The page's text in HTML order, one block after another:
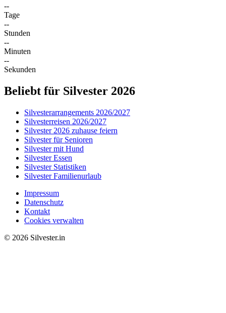
--
Tage
--
Stunden
--
Minuten
--
Sekunden
Beliebt für Silvester 2026
Silvesterarrangements 2026/2027
Silvesterreisen 2026/2027
Silvester 2026 zuhause feiern
Silvester für Senioren
Silvester mit Hund
Silvester Essen
Silvester Statistiken
Silvester Familienurlaub
Impressum
Datenschutz
Kontakt
Cookies verwalten
© 2026 Silvester.in